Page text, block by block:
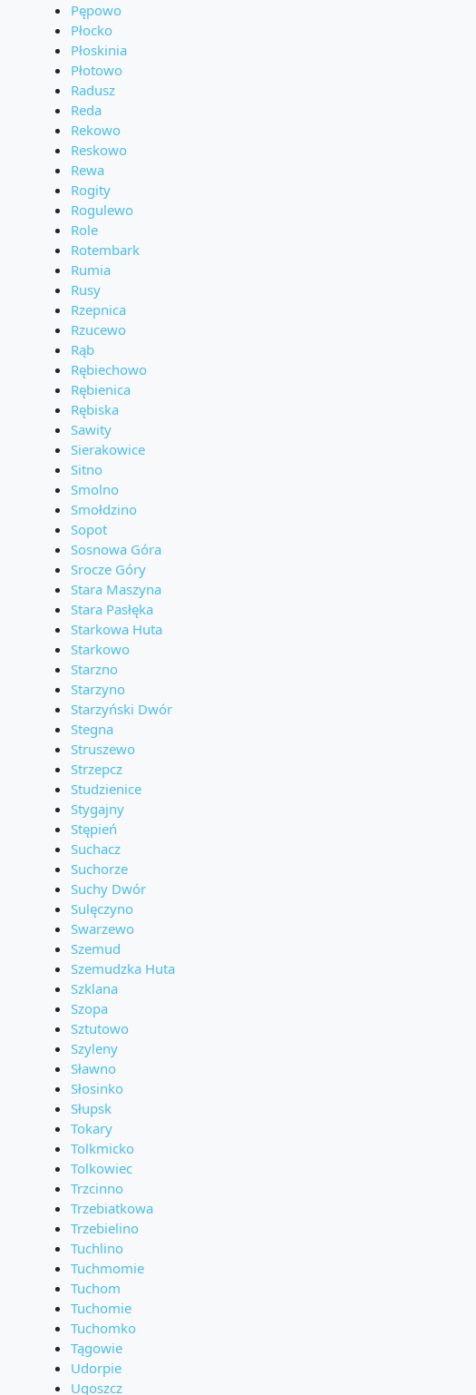
Pępowo
Płocko
Płoskinia
Płotowo
Radusz
Reda
Rekowo
Reskowo
Rewa
Rogity
Rogulewo
Role
Rotembark
Rumia
Rusy
Rzepnica
Rzucewo
Rąb
Rębiechowo
Rębienica
Rębiska
Sawity
Sierakowice
Sitno
Smolno
Smołdzino
Sopot
Sosnowa Góra
Srocze Góry
Stara Maszyna
Stara Pasłęka
Starkowa Huta
Starkowo
Starzno
Starzyno
Starzyński Dwór
Stegna
Struszewo
Strzepcz
Studzienice
Stygajny
Stępień
Suchacz
Suchorze
Suchy Dwór
Sulęczyno
Swarzewo
Szemud
Szemudzka Huta
Szklana
Szopa
Sztutowo
Szyleny
Sławno
Słosinko
Słupsk
Tokary
Tolkmicko
Tolkowiec
Trzcinno
Trzebiatkowa
Trzebielino
Tuchlino
Tuchmomie
Tuchom
Tuchomie
Tuchomko
Tągowie
Udorpie
Ugoszcz